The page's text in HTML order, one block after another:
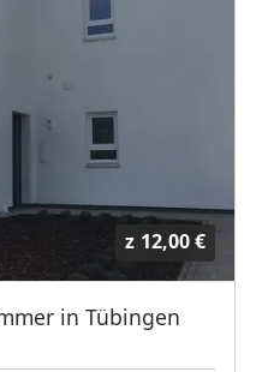
z 12,00 €
in Tübingen